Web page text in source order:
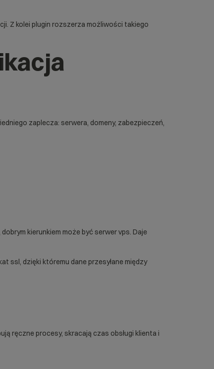
Z kolei plugin rozszerza możliwości takiego
zaplecza: serwera, domeny, zabezpieczeń,
kierunkiem może być serwer vps. Daje
ssl, dzięki któremu dane przesyłane między
ręczne procesy, skracają czas obsługi klienta i